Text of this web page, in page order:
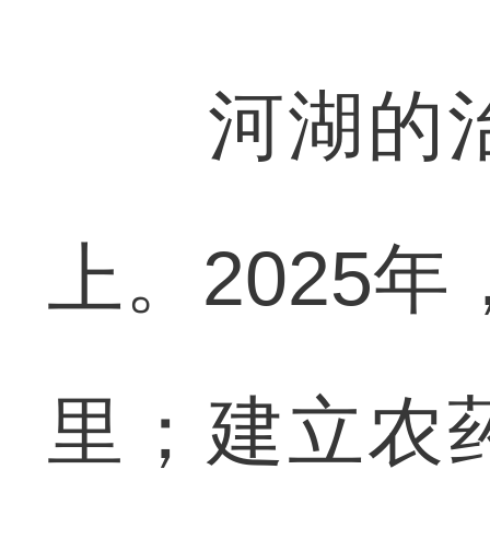
河湖的治
上。2025年
里；建立农